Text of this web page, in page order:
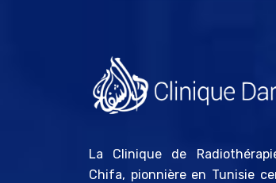
La Clinique de
Chifa, pionnière en Tunisie